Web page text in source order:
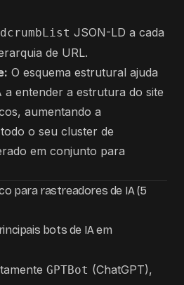
JSON-LD a cada
de URL.
O esquema estrutural ajuda
a entender a estrutura do site
aumentando a
o seu cluster de
em conjunto para
para rastreadores de IA (5
bots de IA em
GPTBot (ChatGPT),